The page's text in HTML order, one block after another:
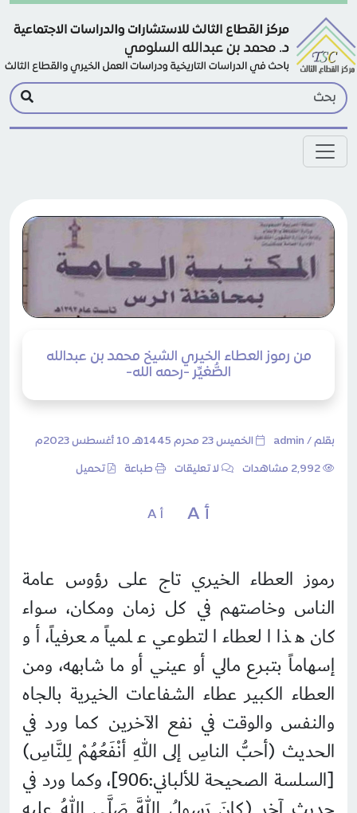
Skip to main content
من رموز العطاء الخيري الشيخ محمد بن عبدالله
الصُّغيِّر -رحمه الله-
بقلم / admin الخميس 23 محرم 1445هـ 10 أغسطس 2023م
لا تعليقات طباعة تحميل
أ A أ A
رموز العطاء الخيري تاج على رؤوس عامة
الناس وخاصتهم في كل زمان ومكان، سواء
كان هذا العطاء التطوعي علمياً معرفياً، أو
إسهاماً بتبرع مالي أو عيني أو ما شابهه، ومن
العطاء الكبير عطاء الشفاعات الخيرية بالجاه
والنفس والوقت في نفع الآخرين كما ورد في
الحديث (أحبُّ الناسِ إلى اللهِ أنْفَعُهُمْ لِلنَّاسِ)
[السلسة الصحيحة للألباني:906]، وكما ورد في